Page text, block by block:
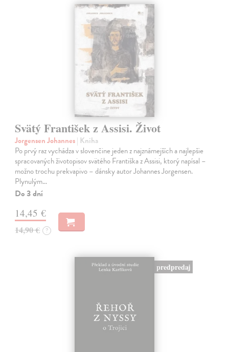
Svätý František z Assisi. Život
Jorgensen Johannes| Kniha
Po prvý raz vychádza v slovenčine jeden z najznámejších a najlepšie
spracovaných životopisov svätého Františka z Assisi, ktorý napísal –
možno trochu prekvapivo – dánsky autor Johannes Jorgensen.
Plynulým…
Do 3 dní
14,45 €
14,90 € ?
predpredaj